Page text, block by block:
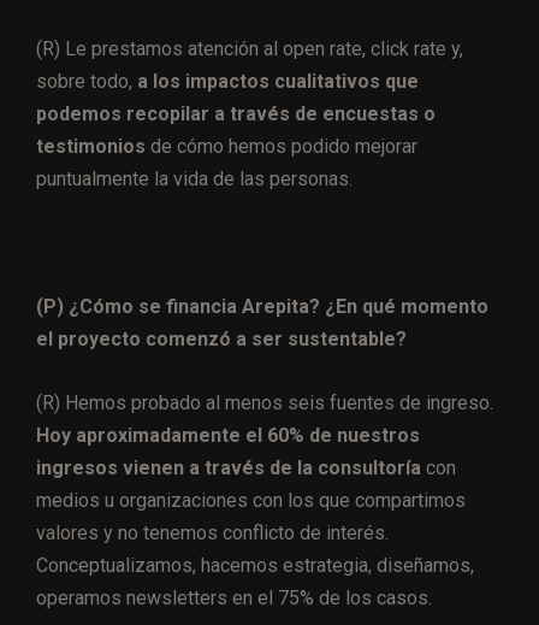
(R) Le prestamos atención al open rate, click rate y,
sobre todo, a los impactos cualitativos que
podemos recopilar a través de encuestas o
testimonios de cómo hemos podido mejorar
puntualmente la vida de las personas.
(P) ¿Cómo se financia Arepita? ¿En qué momento
el proyecto comenzó a ser sustentable?
(R) Hemos probado al menos seis fuentes de ingreso.
Hoy aproximadamente el 60% de nuestros
ingresos vienen a través de la consultoría con
medios u organizaciones con los que compartimos
valores y no tenemos conflicto de interés.
Conceptualizamos, hacemos estrategia, diseñamos,
operamos newsletters en el 75% de los casos.